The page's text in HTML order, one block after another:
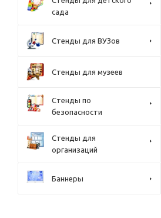
сада
Стенды для ВУЗов
Стенды для музеев
Стенды по
безопасности
Стенды для
организаций
Баннеры